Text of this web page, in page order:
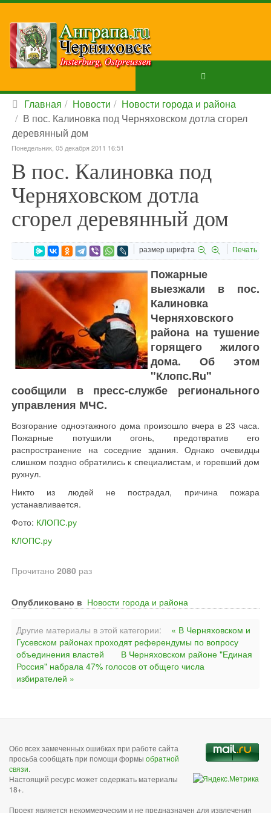
Главная Новости
Новости города и района
В пос. Калиновка под Черняховском дотла сгорел
деревянный дом
Понедельник, 05 декабря 2011 16:51
В пос. Калиновка под
Черняховском дотла
сгорел деревянный дом
размер шрифта Печать
Пожарные
выезжали в пос.
Калиновка
Черняховского
района на тушение
горящего жилого
дома. Об этом
"Клопс.Ru"
сообщили в пресс-службе регионального
управления МЧС.
Возгорание одноэтажного дома произошло вчера в 23 часа.
Пожарные потушили огонь, предотвратив его
распространение на соседние здания. Однако очевидцы
слишком поздно обратились к специалистам, и горевший дом
рухнул.
Никто из людей не пострадал, причина пожара
устанавливается.
Фото: КЛОПС.ру
КЛОПС.ру
Прочитано 2080 раз
Опубликовано в Новости города и района
Другие материалы в этой категории:
« В Черняховском и
Гусевском районах проходят референдумы по вопросу
объединения властей
В Черняховском районе "Единая
Россия" набрала 47% голосов от общего числа
избирателей »
Обо всех замеченных ошибках при работе сайта
просьба сообщать при помощи формы обратной
связи.
Настоящий ресурс может содержать материалы
18+.
Проект является некоммерческим и не предназначен для извлечения